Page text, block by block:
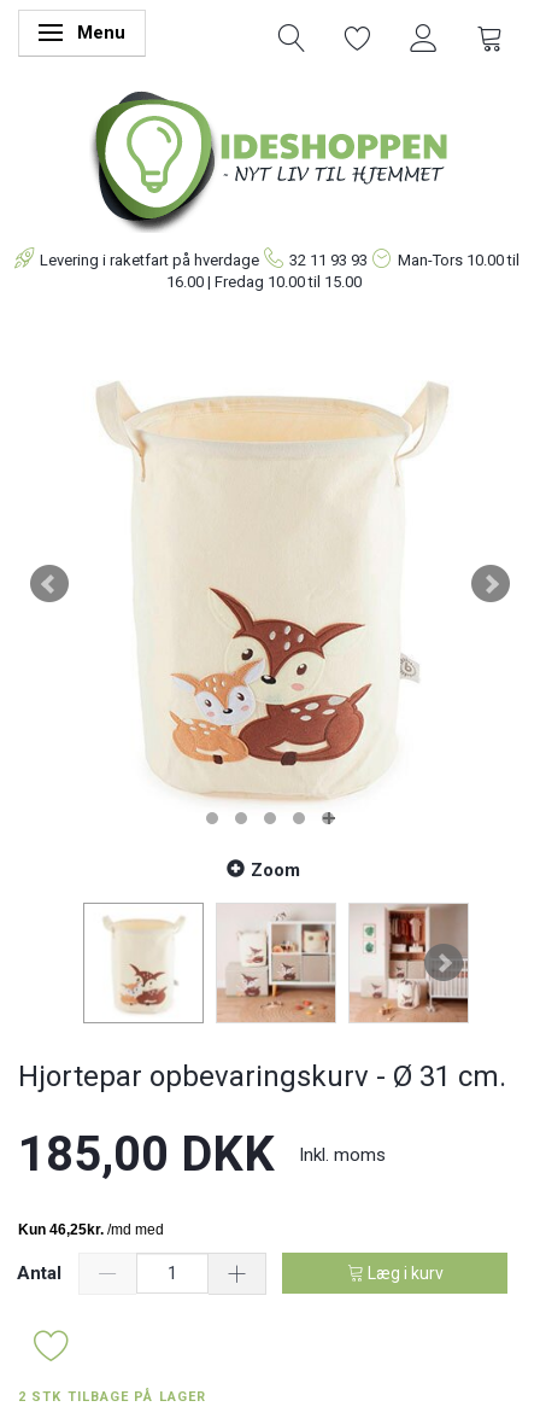
Skifte navigation
Menu
Levering i raketfart på hverdage 32 11 93 93 Man-Tors 10.00 til
16.00 | Fredag 10.00 til 15.00
Zoom
Hjortepar opbevaringskurv - Ø 31 cm.
185,00 DKK Inkl. moms
Antal Læg i kurv
2 STK TILBAGE PÅ LAGER